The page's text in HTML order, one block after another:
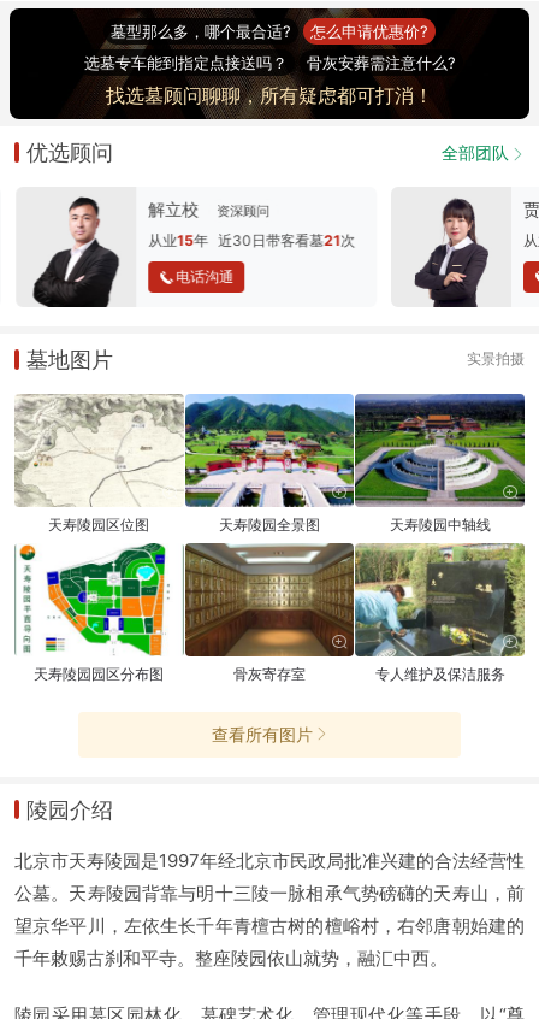
墓型那么多，哪个最合适?
怎么申请优惠价?
选墓专车能到指定点接送吗？
骨灰安葬需注意什么?
找选墓顾问聊聊，所有疑虑都可打消！
优选顾问 全部团队
解立校 资深顾问
从业15年 近30日带客看墓21次
电话沟通
墓地图片 实景拍摄
天寿陵园区位图 天寿陵园全景图 天寿陵园中轴线
天寿陵园园区分布图 骨灰寄存室 专人维护及保洁服务
查看所有图片
陵园介绍
北京市天寿陵园是1997年经北京市民政局批准兴建的合法经营性
公墓。天寿陵园背靠与明十三陵一脉相承气势磅礴的天寿山，前
望京华平川，左依生长千年青檀古树的檀峪村，右邻唐朝始建的
千年敕赐古刹和平寺。整座陵园依山就势，融汇中西。
陵园采用墓区园林化、墓碑艺术化、管理现代化等手段，以“尊